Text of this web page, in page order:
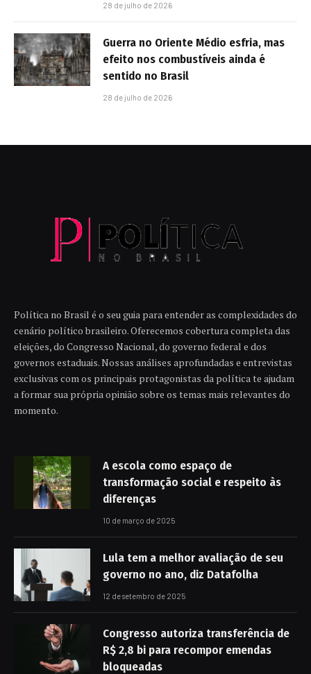
28 de julho de 2026
Guerra no Oriente Médio esfria, mas
efeito nos combustíveis ainda é
sentido no Brasil
28 de julho de 2026
Política no Brasil é o seu guia para entender as complexidades do
cenário político brasileiro. Oferecemos cobertura completa das
eleições, do Congresso Nacional, do governo federal e dos
governos estaduais. Nossas análises aprofundadas e entrevistas
exclusivas com os principais protagonistas da política te ajudam
a formar sua própria opinião sobre os temas mais relevantes do
momento.
A escola como espaço de
transformação social e respeito às
diferenças
10 de março de 2025
Lula tem a melhor avaliação de seu
governo no ano, diz Datafolha
12 de setembro de 2025
Congresso autoriza transferência de
R$ 2,8 bi para recompor emendas
bloqueadas